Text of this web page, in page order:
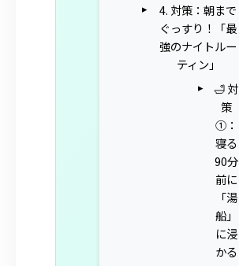
4. 対策：朝まで
ぐっすり！「最
強のナイトルー
ティン」
🛁 対
策
①：
寝る
90分
前に
「湯
船」
に浸
かる